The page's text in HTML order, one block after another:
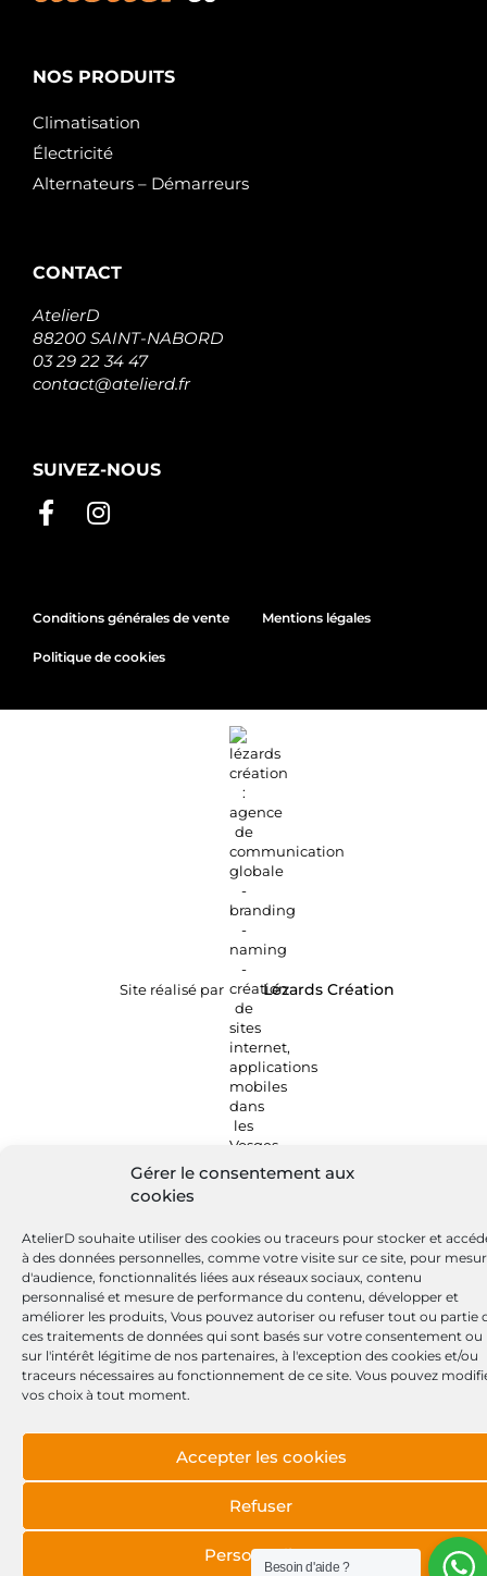
Gérer le consentement aux
cookies
AtelierD souhaite utiliser des cookies ou traceurs pour stocker et
à des données personnelles, comme votre visite sur ce site, pour
d'audience, fonctionnalités liées aux réseaux sociaux, contenu
personnalisé et mesure de performance du contenu, développer et
améliorer les produits, Vous pouvez autoriser ou refuser tout ou partie
ces traitements de données qui sont basés sur votre consentement ou
sur l'intérêt légitime de nos partenaires, à l'exception des cookies et/ou
traceurs nécessaires au fonctionnement de ce site. Vous pouvez
vos choix à tout moment.
Accepter les cookies
Refuser
Personnaliser
NOS PRODUITS
Climatisation
Électricité
Alternateurs – Démarreurs
CONTACT
AtelierD
88200 SAINT-NABORD
03 29 22 34 47
contact@atelierd.fr
SUIVEZ-NOUS
Conditions générales de vente Mentions légales
Politique de cookies
Site réalisé par Lézards Création
Besoin d'aide ?